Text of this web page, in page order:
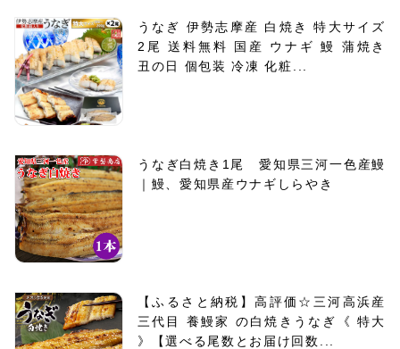
うなぎ 伊勢志摩産 白焼き 特大サイズ
2尾 送料無料 国産 ウナギ 鰻 蒲焼き
丑の日 個包装 冷凍 化粧...
うなぎ白焼き1尾 愛知県三河一色産鰻
｜鰻、愛知県産ウナギしらやき
【ふるさと納税】高評価☆三河高浜産
三代目 養鰻家 の白焼きうなぎ《 特大
》【選べる尾数とお届け回数...